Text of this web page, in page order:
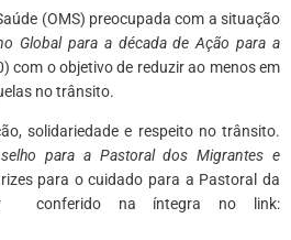
(OMS) preocupada com a situação
Global para a década de Ação para a
com o objetivo de reduzir ao menos em
no trânsito.
solidariedade e respeito no trânsito.
para a Pastoral dos Migrantes e
para o cuidado para a Pastoral da
conferido na íntegra no link: